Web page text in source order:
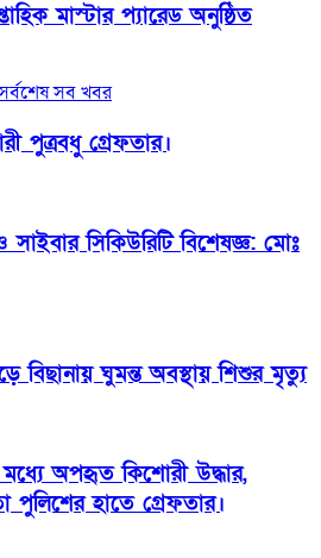
মাস্টার প্যারেড অনুষ্ঠিত
সব খবর
পুত্রবধু গ্রেফতার।
সিকিউরিটি বিশেষজ্ঞ: মোঃ
বিছানায় ঘুমন্ত অবস্থায় শিশুর মৃত্যু
অপহৃত কিশোরী উদ্ধার,
হাতে গ্রেফতার।